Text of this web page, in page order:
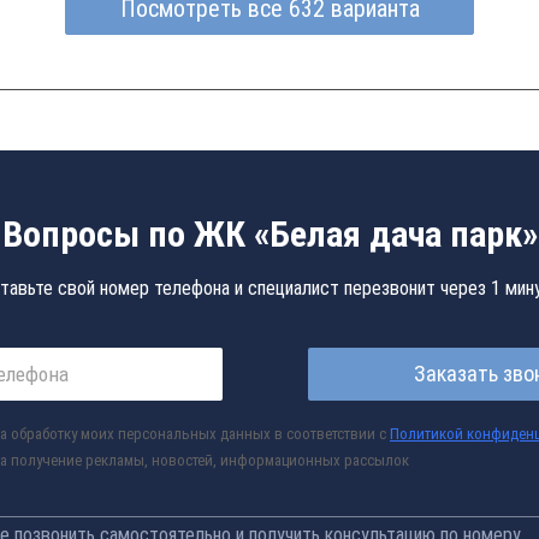
Посмотреть все 632 варианта
Вопросы по ЖК «Белая дача парк»
свой номер телефона и специалист перезвонит через 1
Заказать
обработку моих персональных данных в соответствии с Политикой
получение рекламы, новостей, информационных рассылок